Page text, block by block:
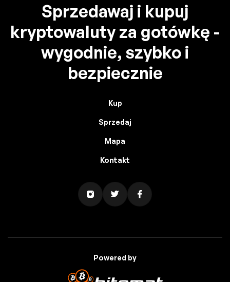
Sprzedawaj i kupuj
kryptowaluty za gotówkę -
wygodnie, szybko i
bezpiecznie
Kup
Sprzedaj
Mapa
Kontakt
Powered by